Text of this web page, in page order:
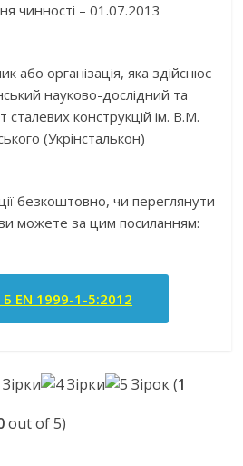
чинності – 01.07.2013
або організація, яка здійснює
науково-дослідний та
сталевих конструкцій ім. В.М.
(Укрінсталькон)
безкоштовно, чи переглянути
можете за цим посиланням:
EN 1999-1-5:2012
(1
out of 5)